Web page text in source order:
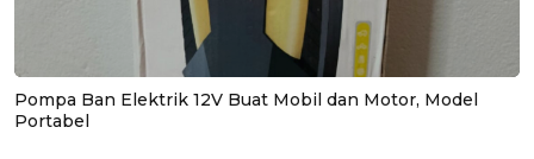
Pompa Ban Elektrik 12V Buat Mobil dan Motor, Model
Portabel